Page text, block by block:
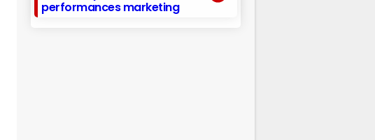
performances marketing